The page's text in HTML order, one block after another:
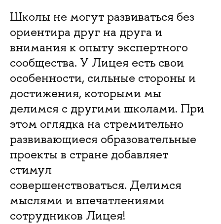
Школы не могут развиваться без
ориентира друг на друга и
внимания к опыту экспертного
сообщества. У Лицея есть свои
особенности, сильные стороны и
достижения, которыми мы
делимся с другими школами. При
этом оглядка на стремительно
развивающиеся образовательные
проекты в стране добавляет
стимул
совершенствоваться. Делимся
мыслями и впечатлениями
сотрудников Лицея!